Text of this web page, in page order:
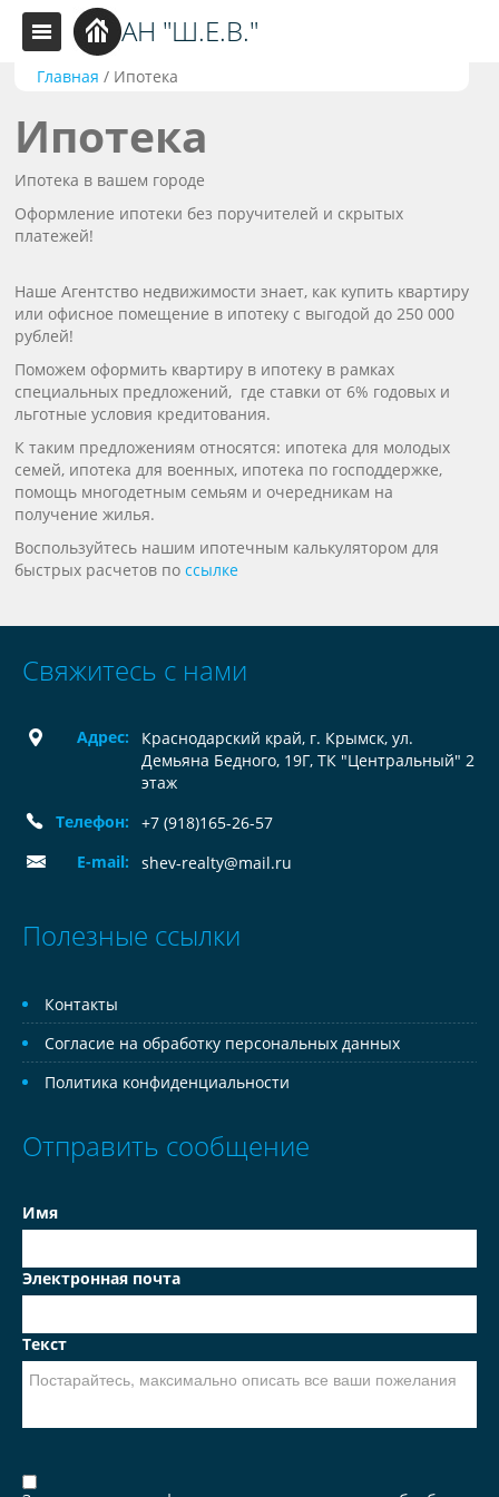
АН "Ш.Е.В."
Главная / Ипотека
Ипотека
Ипотека в вашем городе
Оформление ипотеки без поручителей и скрытых
платежей!
Наше Агентство недвижимости знает, как купить квартиру
или офисное помещение в ипотеку с выгодой до 250 000
рублей!
Поможем оформить квартиру в ипотеку в рамках
специальных предложений, где ставки от 6% годовых и
льготные условия кредитования.
К таким предложениям относятся: ипотека для молодых
семей, ипотека для военных, ипотека по господдержке,
помощь многодетным семьям и очередникам на
получение жилья.
Воспользуйтесь нашим ипотечным калькулятором для
быстрых расчетов поссылке
Свяжитесь с нами
Адрес:
Краснодарский край, г. Крымск, ул.
Демьяна Бедного, 19Г, ТК "Центральный" 2
этаж
Телефон:
+7 (918)165-26-57
E-mail:
shev-realty@mail.ru
Полезные ссылки
Контакты
Согласие на обработку персональных данных
Политика конфиденциальности
Отправить сообщение
Имя
Электронная почта
Текст